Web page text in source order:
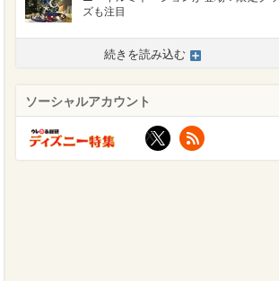
ズも注目
続きを読み込む
ソーシャルアカウント
X